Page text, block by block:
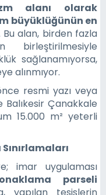
alanı olarak
büyüklüğünün en
Bu alan, birden fazla
birleştirilmesiyle
sağlanamıyorsa,
alınmıyor.
resmi yazı veya
Çanakkale
15.000 m² yeterli
imar uygulaması
parseli
yapılan tesislerin